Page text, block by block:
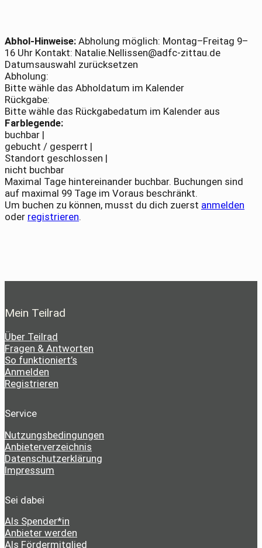
Abhol-Hinweise: Abholung möglich: Montag–Freitag 9–
16 Uhr Kontakt: Natalie.Nellissen@adfc-zittau.de
Datumsauswahl zurücksetzen
Abholung:
Bitte wähle das Abholdatum im Kalender
Rückgabe:
Bitte wähle das Rückgabedatum im Kalender aus
Farblegende:
buchbar |
gebucht / gesperrt |
Standort geschlossen |
nicht buchbar
Maximal Tage hintereinander buchbar. Buchungen sind
auf maximal 99 Tage im Voraus beschränkt.
Um buchen zu können, musst du dich zuerst anmelden
oder registrieren.
Mein Teilrad
Über Teilrad
Fragen & Antworten
So funktioniert’s
Anmelden
Registrieren
Service
Nutzungsbedingungen
Anbieterverzeichnis
Datenschutzerklärung
Impressum
Sei dabei
Als Spender*in
Anbieter werden
Als Fördermitglied